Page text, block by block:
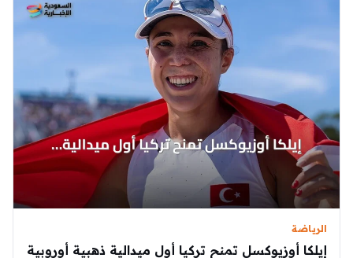
الرياضة
إيلكا أوزيوكسل تمنح تركيا أول ميدالية ذهبية أوروبية